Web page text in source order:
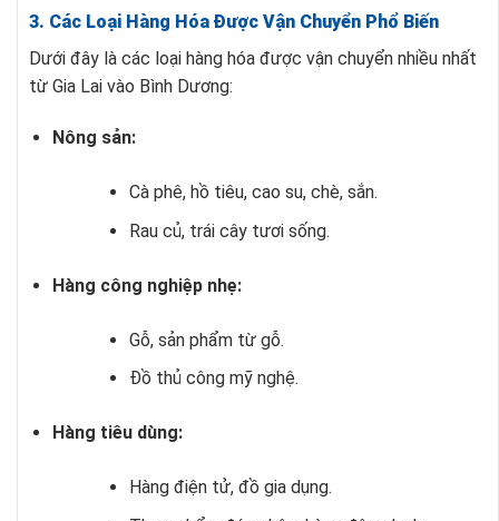
3. Các Loại Hàng Hóa Được Vận Chuyển Phổ Biến
Dưới đây là các loại hàng hóa được vận chuyển nhiều nhất
từ Gia Lai vào Bình Dương:
Nông sản:
Cà phê, hồ tiêu, cao su, chè, sắn.
Rau củ, trái cây tươi sống.
Hàng công nghiệp nhẹ:
Gỗ, sản phẩm từ gỗ.
Đồ thủ công mỹ nghệ.
Hàng tiêu dùng:
Hàng điện tử, đồ gia dụng.